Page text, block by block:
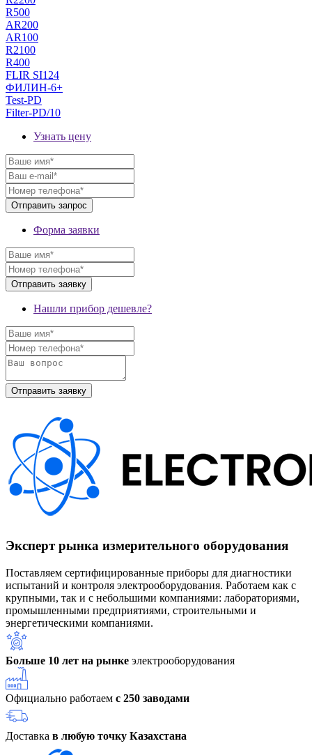
R500
AR200
AR100
R2100
R400
FLIR SI124
ФИЛИН-6+
Test-PD
Filter-PD/10
Узнать цену
Форма заявки
Нашли прибор дешевле?
Эксперт рынка измерительного оборудования
Поставляем сертифицированные приборы для диагностики
испытаний и контроля электрооборудования. Работаем как с
крупными, так и с небольшими компаниями: лабораториями,
промышленными предприятиями, строительными и
энергетическими компаниями.
Больше 10 лет на рынке электрооборудования
Официально работаем с 250 заводами
Доставка в любую точку Казахстана